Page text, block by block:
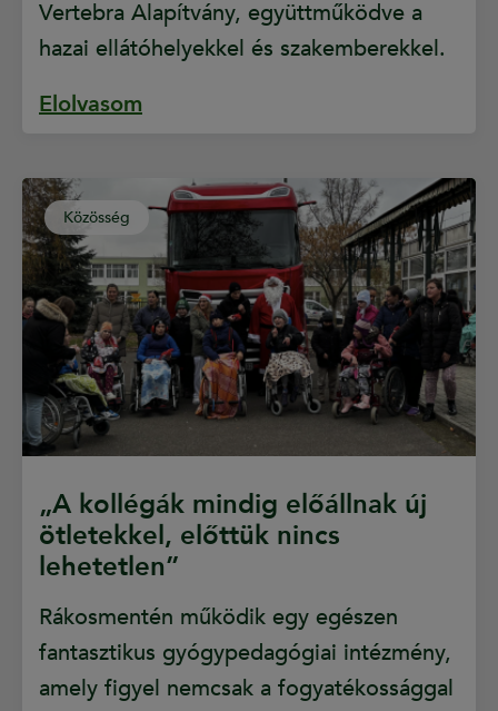
Vertebra Alapítvány, együttműködve a
hazai ellátóhelyekkel és szakemberekkel.
Elolvasom
Közösség
„A kollégák mindig előállnak új
ötletekkel, előttük nincs
lehetetlen”
Rákosmentén működik egy egészen
fantasztikus gyógypedagógiai intézmény,
amely figyel nemcsak a fogyatékossággal